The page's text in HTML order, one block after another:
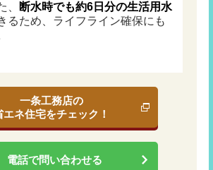
、 断水時でも約6日分の生活用水
るため、ライフライン確保にも
一条工務店の
エネ住宅をチェック！
電話で問い合わせる